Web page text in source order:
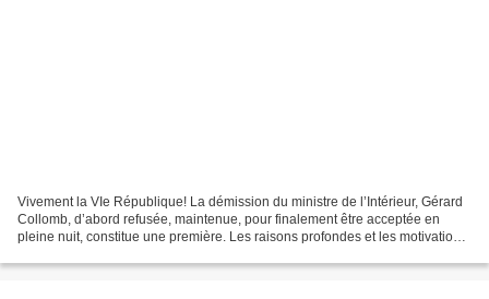
Vivement la VIe République! La démission du ministre de l’Intérieur, Gérard
Collomb, d’abord refusée, maintenue, pour finalement être acceptée en
pleine nuit, constitue une première. Les raisons profondes et les motivations